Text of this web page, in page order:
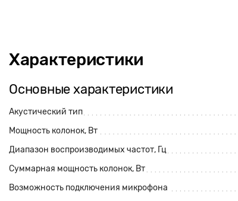
Характеристики
Основные характеристики
Акустический тип
Мощность колонок, Вт
Диапазон воспроизводимых частот, Гц
Суммарная мощность колонок, Вт
Возможность подключения микрофона